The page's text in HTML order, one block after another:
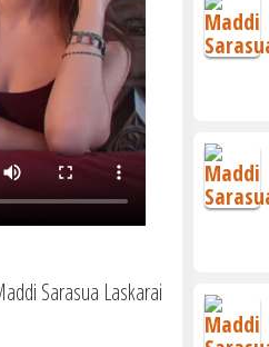
Sarasua Laskarai